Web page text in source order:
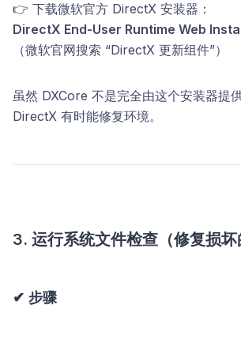
👉 下载微软官方 DirectX 安装器：
DirectX End-User Runtime Web
（微软官网搜索 “DirectX 更新组件”）
虽然 DXCore 不是完全由这个安装器提
DirectX 有时能修复环境。
3. 运行系统文件检查（修复损坏
✔ 步骤